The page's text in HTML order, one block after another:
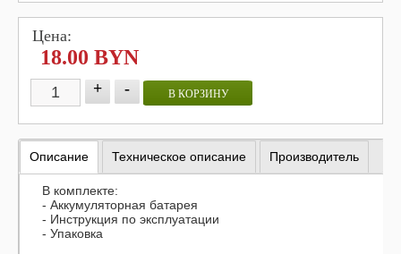
Цена:
18.00 BYN
+ - В КОРЗИНУ
Описание Техническое описание Производитель
В комплекте:
- Аккумуляторная батарея
- Инструкция по эксплуатации
- Упаковка